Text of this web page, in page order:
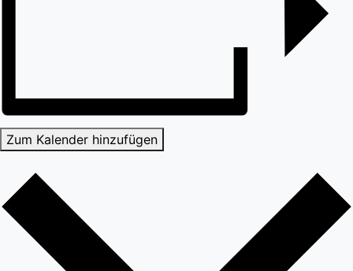
Zum Kalender hinzufügen